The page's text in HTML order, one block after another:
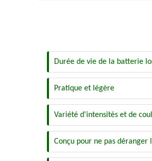
Durée de vie de la batterie
Pratique et légère
Variété d'intensités et de
Conçu pour ne pas déranger